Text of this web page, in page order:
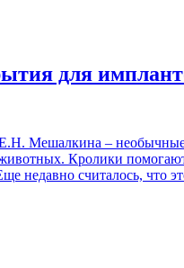
для
Мешалкина –
Кролики
недавно считалось, что